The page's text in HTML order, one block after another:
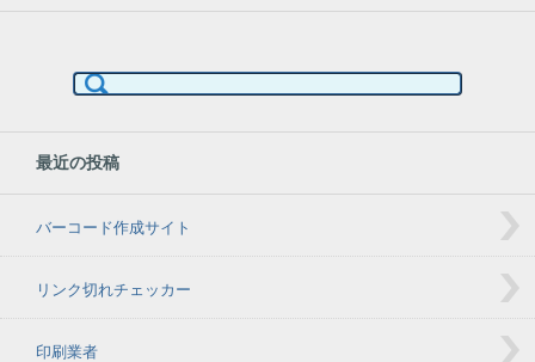
最近の投稿
バーコード作成サイト
リンク切れチェッカー
印刷業者